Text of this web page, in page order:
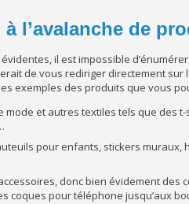
l’avalanche de
il est impossible
de vous rediriger directement
exemples des produits que vous
mode et autres textiles tels que des
pour enfants, stickers
donc bien évidement des
coques pour téléphone jusqu’aux